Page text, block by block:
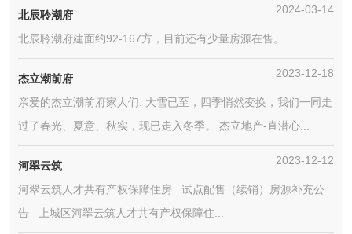
北辰聆潮府 2024-03-14
北辰聆潮府建面约92-167方，目前还有少量房源在售。
杰立潮前府 2023-12-18
亲爱的杰立潮前府家人们: 大雪已至，四季悄然变换，我们一同走
过了春光、夏意、秋实，现已走入冬季。 杰立地产-直潜心...
河翠云筑 2023-12-12
河翠云筑人才共有产权保障住房 试点配售（续销）房源补充公
告 上城区河翠云筑人才共有产权保障住...